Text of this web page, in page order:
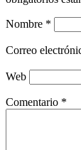
Nombre *
Correo
Web
Comentario *